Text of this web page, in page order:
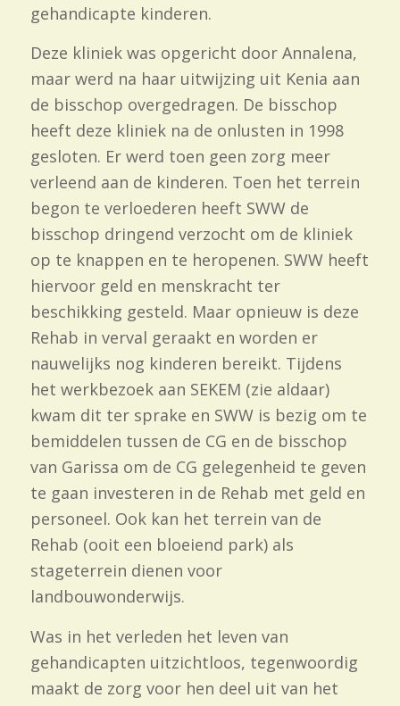
gehandicapte kinderen.
Deze kliniek was opgericht door Annalena,
maar werd na haar uitwijzing uit Kenia aan
de bisschop overgedragen. De bisschop
heeft deze kliniek na de onlusten in 1998
gesloten. Er werd toen geen zorg meer
verleend aan de kinderen. Toen het terrein
begon te verloederen heeft SWW de
bisschop dringend verzocht om de kliniek
op te knappen en te heropenen. SWW heeft
hiervoor geld en menskracht ter
beschikking gesteld. Maar opnieuw is deze
Rehab in verval geraakt en worden er
nauwelijks nog kinderen bereikt. Tijdens
het werkbezoek aan SEKEM (zie aldaar)
kwam dit ter sprake en SWW is bezig om te
bemiddelen tussen de CG en de bisschop
van Garissa om de CG gelegenheid te geven
te gaan investeren in de Rehab met geld en
personeel. Ook kan het terrein van de
Rehab (ooit een bloeiend park) als
stageterrein dienen voor
landbouwonderwijs.
Was in het verleden het leven van
gehandicapten uitzichtloos, tegenwoordig
maakt de zorg voor hen deel uit van het